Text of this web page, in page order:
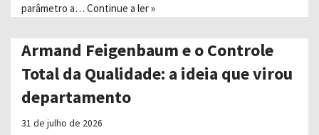
parâmetro a… Continue a ler »
Armand Feigenbaum e o Controle
Total da Qualidade: a ideia que virou
departamento
31 de julho de 2026